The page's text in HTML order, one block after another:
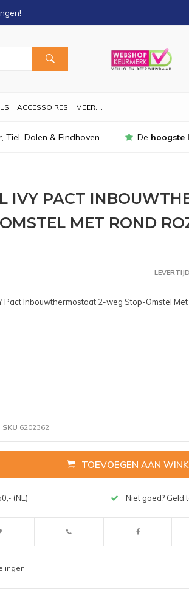
ACCESSOIRES MEER....
Dalen & Eindhoven De hoogste
IVY PACT
MET ROND
LEVERTIJD
Pact Inbouwthermostaat 2-weg Stop-Omstel Met
SKU 6202362
TOEVOEGEN AAN
(NL) Niet goed? Geld